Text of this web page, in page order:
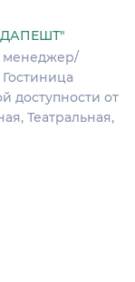
менеджер/
доступности от
Театральная,